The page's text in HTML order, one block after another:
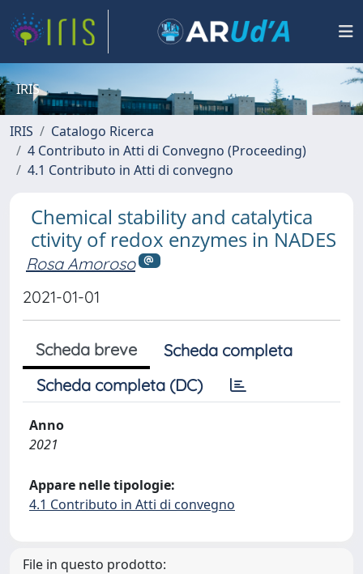
IRIS
IRIS
Catalogo Ricerca
4 Contributo in Atti di Convegno (Proceeding)
4.1 Contributo in Atti di convegno
Chemical stability and catalytica
ctivity of redox enzymes in NADES
Rosa Amoroso
2021-01-01
Scheda breve
Scheda completa
Scheda completa (DC)
Anno
2021
Appare nelle tipologie:
4.1 Contributo in Atti di convegno
File in questo prodotto: